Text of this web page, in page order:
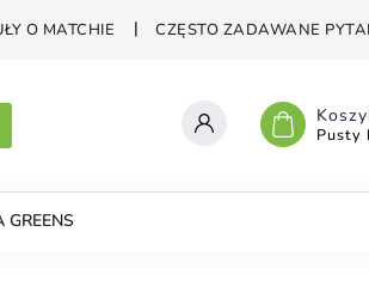
O MATCHIE CZĘSTO ZADAWANE
Pusty
GREENS